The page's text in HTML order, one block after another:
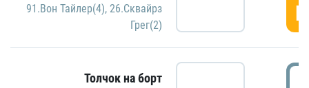
91.Вон Тайлер(4), 26.Сквайрз
Грег(2)
Толчок на борт